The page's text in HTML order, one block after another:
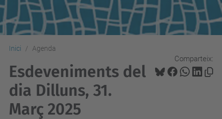
Inici Agenda
Comparteix:
Esdeveniments del
dia Dilluns, 31.
Març 2025